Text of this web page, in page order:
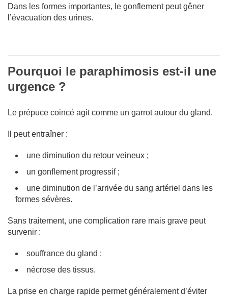
Dans les formes importantes, le gonflement peut gêner
l’évacuation des urines.
Pourquoi le paraphimosis est-il une
urgence ?
Le prépuce coincé agit comme un garrot autour du gland.
Il peut entraîner :
une diminution du retour veineux ;
un gonflement progressif ;
une diminution de l’arrivée du sang artériel dans les
formes sévères.
Sans traitement, une complication rare mais grave peut
survenir :
souffrance du gland ;
nécrose des tissus.
La prise en charge rapide permet généralement d’éviter